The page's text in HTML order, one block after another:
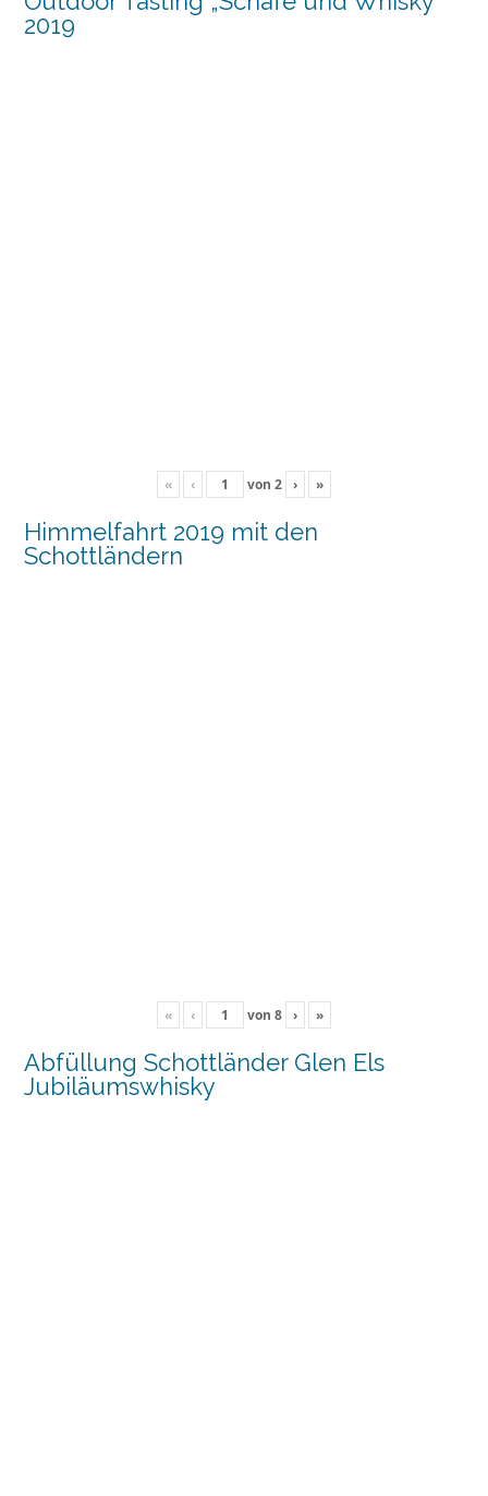
2019
« ‹ von 2 › »
Himmelfahrt 2019 mit den
Schottländern
« ‹ von 8 › »
Abfüllung Schottländer Glen Els
Jubiläumswhisky